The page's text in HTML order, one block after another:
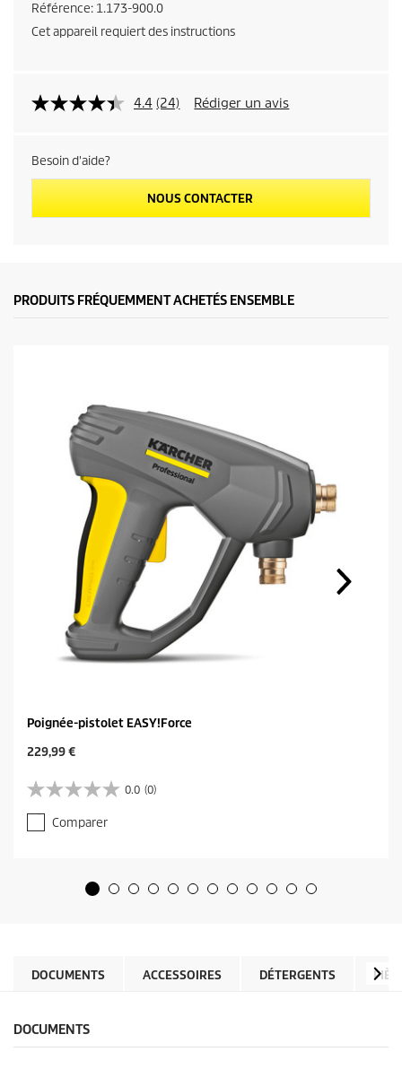
Référence: 1.173-900.0
Cet appareil requiert des instructions
4.4 (24) Rédiger un avis
Besoin d'aide?
NOUS CONTACTER
PRODUITS FRÉQUEMMENT ACHETÉS ENSEMBLE
Poignée-pistolet EASY!Force
C
r
e
n
p
c
229,99 €
0.0 (0)
0
.
0
.
Comparer
DOCUMENTS ACCESSOIRES DÉTERGENTS
DOCUMENTS